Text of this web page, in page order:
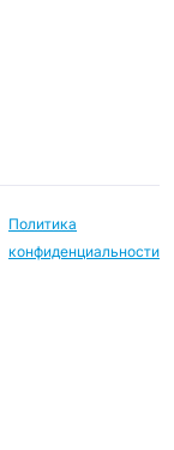
Политика
конфиденциальности